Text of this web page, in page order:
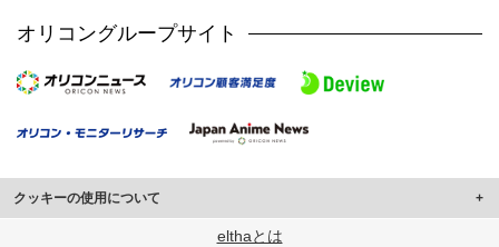
オリコングループサイト
クッキーの使用について
このサイトでは Cookie を使用して、ユーザーに合わせたコンテンツや広告の
elthaとは